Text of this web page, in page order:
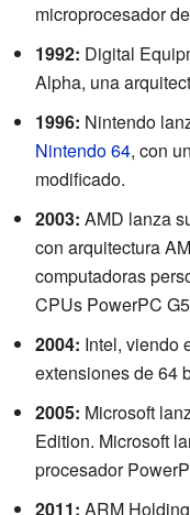
microprocesador
1992: Digital
Alpha, una
1996: Nintendo
Nintendo 64, con
modificado.
2003: AMD lanza
con arquitectura
computadoras
CPUs PowerPC
2004: Intel, viendo
extensiones de 64
2005: Microsoft
Edition. Microsoft
procesador
2011: ARM